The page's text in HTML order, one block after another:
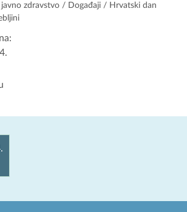
zdravstvo / Događaji / Hrvatski dan